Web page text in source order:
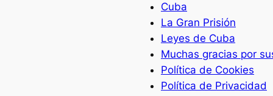
Cuba
La Gran Prisión
Leyes de Cuba
Muchas gracias por
Política de Cookies
Política de Privacidad